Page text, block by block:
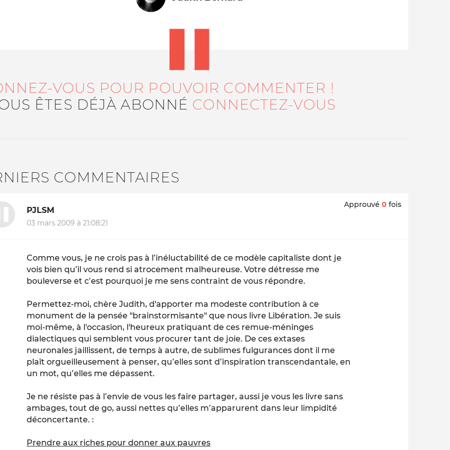
VOUS POUR POUVOIR COMMENTER !
ÊTES DÉJÀ ABONNÉ CONNECTEZ-VOUS
COMMENTAIRES
PJLSM
03 mars 2009 à 21:08:21
Approuvé 0 fois
Comme vous, je ne crois pas à l’inéluctabilité de ce modèle capitaliste dont je
vois bien qu’il vous rend si atrocement malheureuse. Votre détresse me
bouleverse et c’est pourquoi je me sens contraint de vous répondre.
Permettez-moi, chère Judith, d'apporter ma modeste contribution à ce
monument de la pensée "brainstormisante" que nous livre Libération. Je suis
moi-même, à l'occasion, l'heureux pratiquant de ces remue-méninges
dialectiques qui semblent vous procurer tant de joie. De ces extases
neuronales jaillissent, de temps à autre, de sublimes fulgurances dont il me
plaît orgueilleusement à penser, qu’elles sont d’inspiration transcendantale, en
un mot, qu’elles me dépassent.
Je ne résiste pas à l’envie de vous les faire partager, aussi je vous les livre sans
ambages, tout de go, aussi nettes qu’elles m’apparurent dans leur limpidité
déconcertante. :
Prendre aux riches pour donner aux pauvres